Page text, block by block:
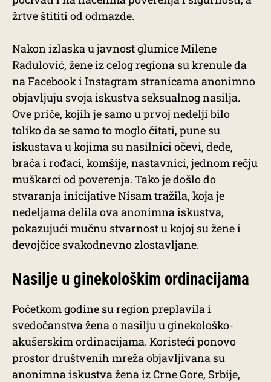
žrtve štititi od odmazde.
Nakon izlaska u javnost glumice Milene
Radulović, žene iz celog regiona su krenule da
na Facebook i Instagram stranicama anonimno
objavljuju svoja iskustva seksualnog nasilja.
Ove priče, kojih je samo u prvoj nedelji bilo
toliko da se samo to moglo čitati, pune su
iskustava u kojima su nasilnici očevi, dede,
braća i rođaci, komšije, nastavnici, jednom rečju
muškarci od poverenja. Tako je došlo do
stvaranja inicijative Nisam tražila, koja je
nedeljama delila ova anonimna iskustva,
pokazujući mučnu stvarnost u kojoj su žene i
devojčice svakodnevno zlostavljane.
Nasilje u ginekološkim ordinacijama
Početkom godine su region preplavila i
svedočanstva žena o nasilju u ginekološko-
akušerskim ordinacijama. Koristeći ponovo
prostor društvenih mreža objavljivana su
anonimna iskustva žena iz Crne Gore, Srbije,